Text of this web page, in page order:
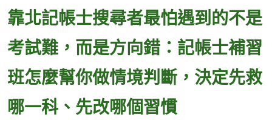
靠北記帳士搜尋者最怕遇到的不是
考試難，而是方向錯：記帳士補習
班怎麼幫你做情境判斷，決定先救
哪一科、先改哪個習慣